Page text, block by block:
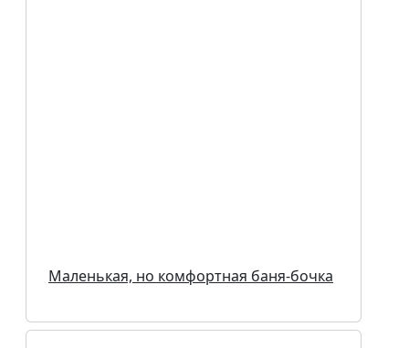
Маленькая, но комфортная баня-бочка